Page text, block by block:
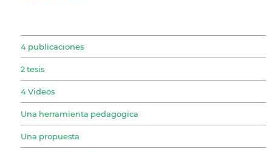
4 publicaciones
2 tesis
4 Videos
Una herramienta pedagogica
Una propuesta